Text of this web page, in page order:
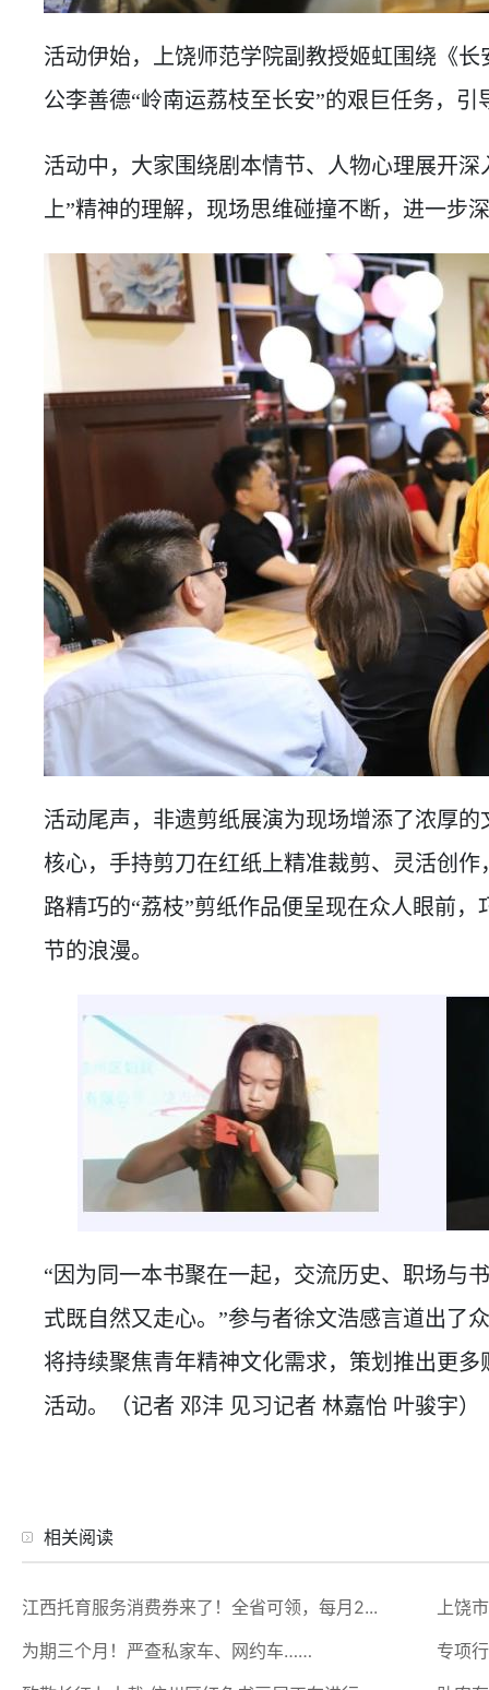
活动伊始，上饶师范学院副教授姬虹围绕《
公李善德“岭南运荔枝至长安”的艰巨任务，
活动中，大家围绕剧本情节、人物心理展开
上”精神的理解，现场思维碰撞不断，进一步
活动尾声，非遗剪纸展演为现场增添了浓厚
核心，手持剪刀在红纸上精准裁剪、灵活创
路精巧的“荔枝”剪纸作品便呈现在众人眼前
节的浪漫。
“因为同一本书聚在一起，交流历史、职场与
式既自然又走心。”参与者徐文浩感言道出了
将持续聚焦青年精神文化需求，策划推出更
活动。（记者 邓沣 见习记者 林嘉怡 叶骏宇）
相关阅读
江西托育服务消费券来了！全省可领，每月2...
上饶
为期三个月！严查私家车、网约车……
专项